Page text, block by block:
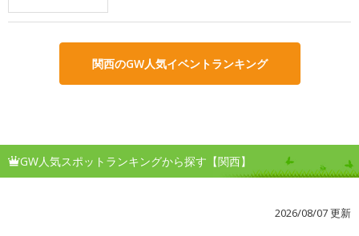
関西のGW人気イベントランキング
GW人気スポットランキングから探す【関西】
2026/08/07 更新